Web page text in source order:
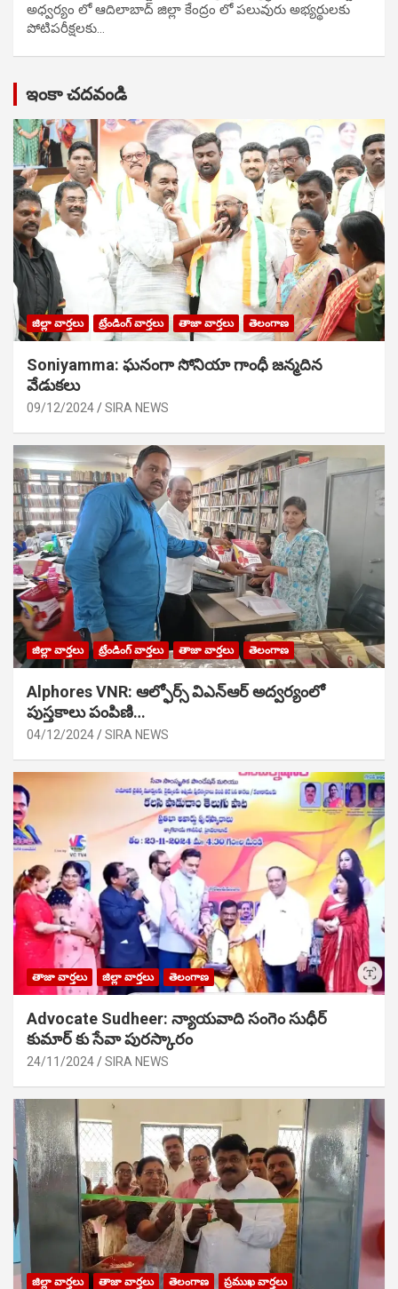
అధ్వర్యం లో ఆదిలాబాద్ జిల్లా కేంద్రం లో పలువురు అభ్యర్థులకు
పోటిప‌రీక్ష‌ల‌కు…
ఇంకా చదవండి
జిల్లా వార్తలు ట్రేండింగ్ వార్తలు తాజా వార్తలు తెలంగాణ
Soniyamma: ఘ‌నంగా సోనియా గాంధీ జ‌న్మ‌దిన
వేడుక‌లు
09/12/2024 SIRA NEWS
జిల్లా వార్తలు ట్రేండింగ్ వార్తలు తాజా వార్తలు తెలంగాణ
Alphores VNR: ఆల్ఫోర్స్ విఎన్ఆర్ అద్వర్యంలో
పుస్తకాలు పంపిణి…
04/12/2024 SIRA NEWS
తాజా వార్తలు జిల్లా వార్తలు తెలంగాణ
Advocate Sudheer: న్యాయవాది సంగెం సుధీర్
కుమార్ కు సేవా పురస్కారం
24/11/2024 SIRA NEWS
జిల్లా వార్తలు తాజా వార్తలు తెలంగాణ
ప్రముఖ వార్తలు